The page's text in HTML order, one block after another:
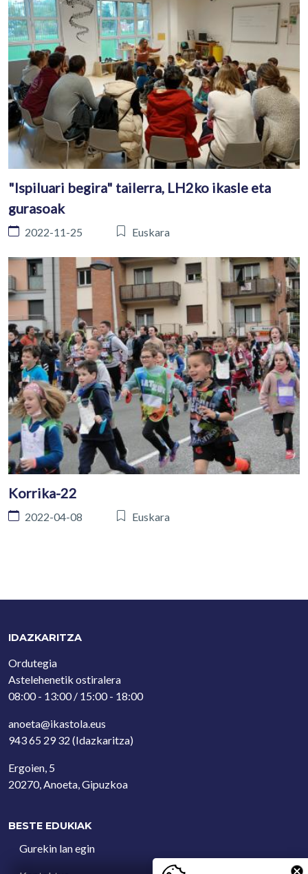
"Ispiluari begira" tailerra, LH2ko ikasle eta
gurasoak
2022-11-25 Euskara
Korrika-22
2022-04-08 Euskara
IDAZKARITZA
Ordutegia
Astelehenetik ostiralera
08:00 - 13:00 / 15:00 - 18:00
anoeta@ikastola.eus
943 65 29 32 (Idazkaritza)
Ergoien, 5
20270, Anoeta, Gipuzkoa
BESTE EDUKIAK
Gurekin lan egin